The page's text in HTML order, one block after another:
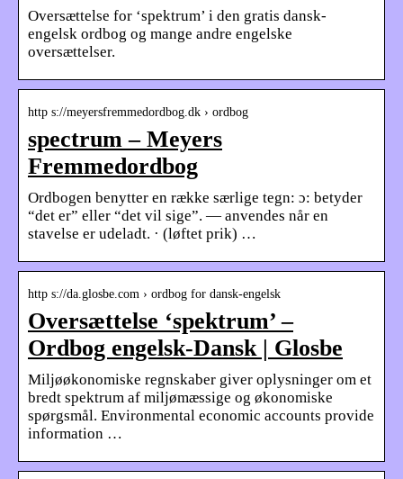
Oversættelse for ‘spektrum’ i den gratis dansk-
engelsk ordbog og mange andre engelske
oversættelser.
http s://meyersfremmedordbog.dk › ordbog
spectrum – Meyers
Fremmedordbog
Ordbogen benytter en række særlige tegn: ɔ: betyder
“det er” eller “det vil sige”. — anvendes når en
stavelse er udeladt. · (løftet prik) …
http s://da.glosbe.com › ordbog for dansk-engelsk
Oversættelse ‘spektrum’ –
Ordbog engelsk-Dansk | Glosbe
Miljøøkonomiske regnskaber giver oplysninger om et
bredt spektrum af miljømæssige og økonomiske
spørgsmål. Environmental economic accounts provide
information …